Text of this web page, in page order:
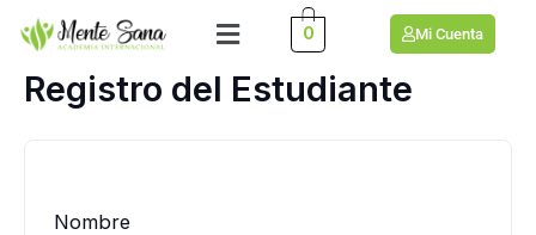
contenido
Menú 0 Mi Cuenta
Registro del Estudiante
Nombre